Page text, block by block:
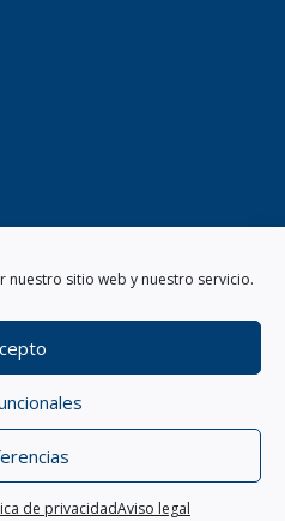
sitio web y nuestro servicio.
de privacidadAviso legal